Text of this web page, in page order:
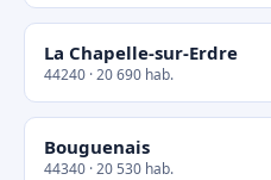
La Chapelle-sur-Erdre
44240 · 20 690 hab.
Bouguenais
44340 · 20 530 hab.